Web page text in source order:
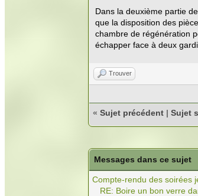
Dans la deuxième partie
que la disposition des
chambre de régénération
échapper face à deux
Trouver
« Sujet précédent| Sujet
Messages dans ce sujet
Compte-rendu des soirées
RE: Boire un bon verre